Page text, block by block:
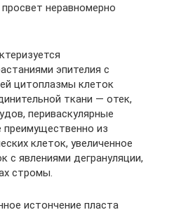
неравномерно
эпителия с
цитоплазмы клеток
ткани — отек,
периваскулярные
из
клеток, увеличенное
с явлениями дегрануляции,
стромы.
истончение пласта